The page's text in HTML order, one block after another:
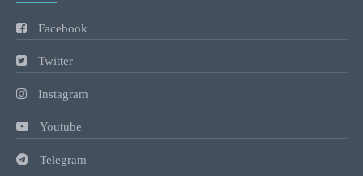
Facebook
Twitter
Instagram
Youtube
Telegram